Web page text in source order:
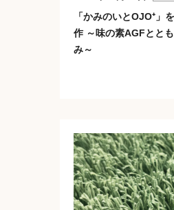
「かみのいとOJO⁺」
作 ～味の素AGFとと
み～